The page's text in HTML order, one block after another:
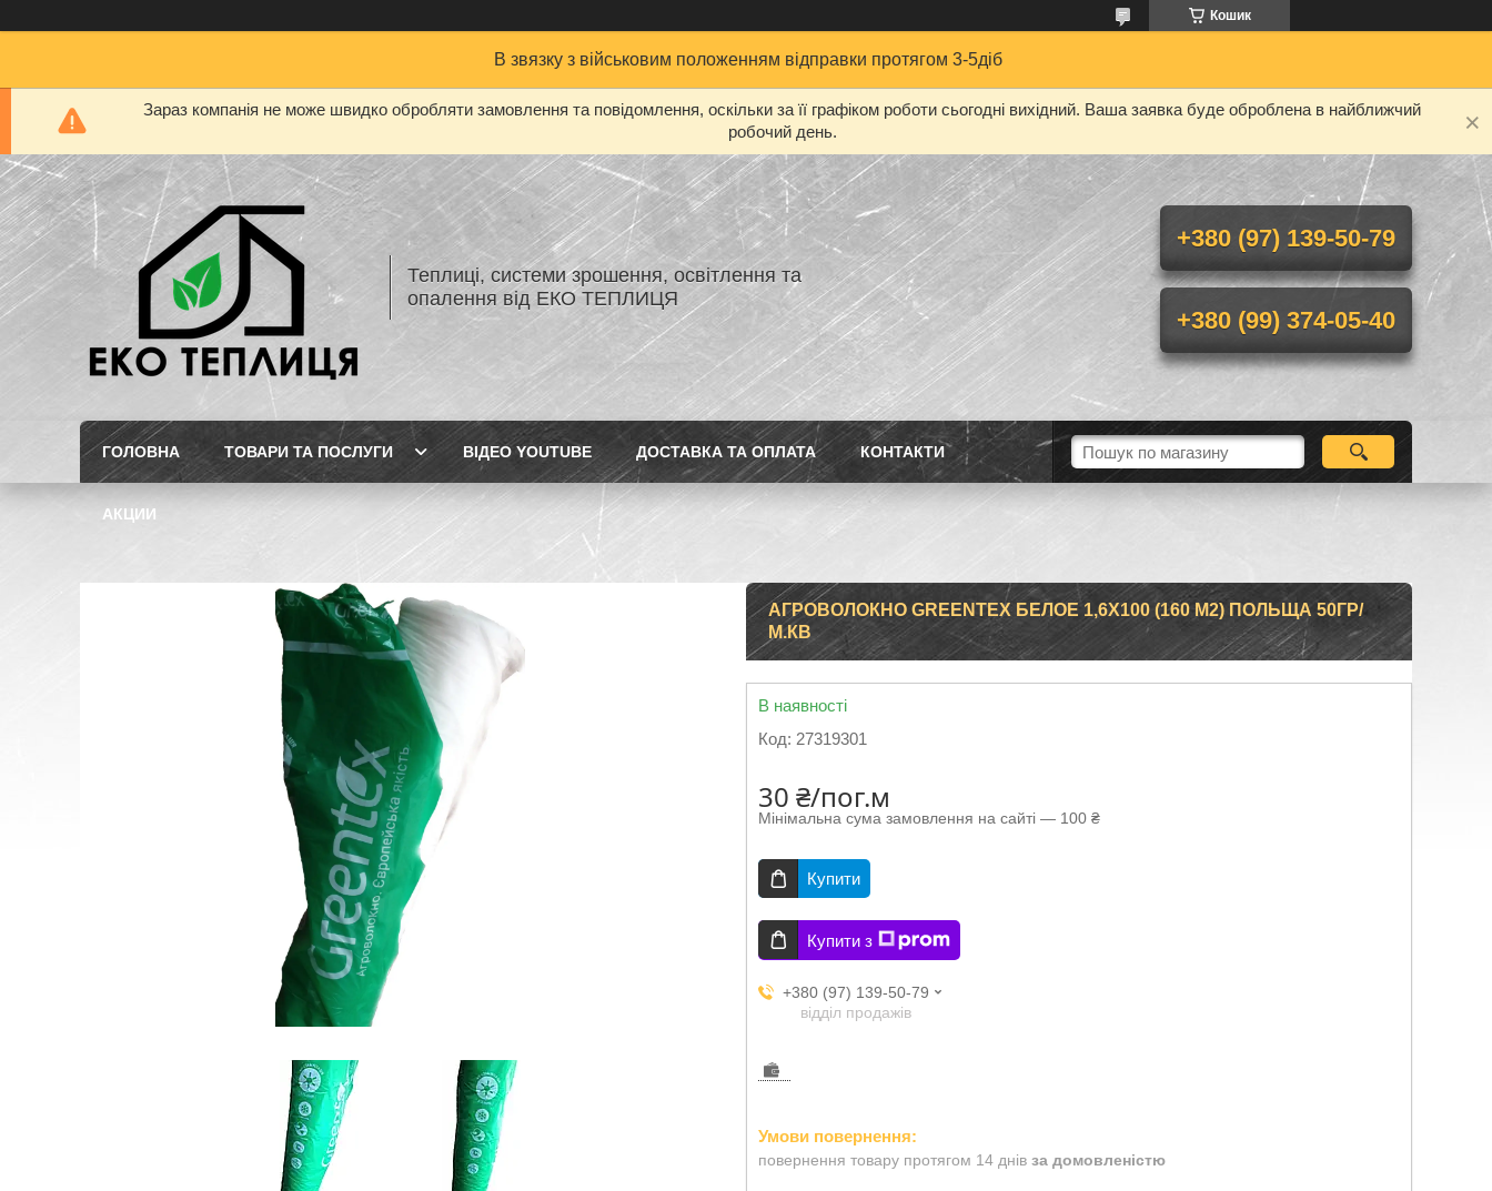
Кошик
В звязку з військовим положенням відправки протягом 3-5діб
Зараз компанія не може швидко обробляти замовлення та повідомлення, оскільки за її графіком роботи сьогодні вихідний. Ваша заявка буде оброблена в найближчий
робочий день.
Теплиці, системи зрошення, освітлення та
опалення від ЕКО ТЕПЛИЦЯ
+380 (97) 139-50-79
+380 (99) 374-05-40
ГОЛОВНА ТОВАРИ ТА ПОСЛУГИ ВІДЕО YOUTUBE ДОСТАВКА ТА ОПЛАТА КОНТАКТИ
АКЦИИ
АГРОВОЛОКНО GREENTEX БЕЛОЕ 1,6Х100 (160 М2) ПОЛЬЩА 50ГР/
М.КВ
В наявності
Код: 27319301
30 ₴/пог.м
Мінімальна сума замовлення на сайті — 100 ₴
Купити
Купити з
+380 (97) 139-50-79
відділ продажів
повернення товару протягом 14 днів за домовленістю